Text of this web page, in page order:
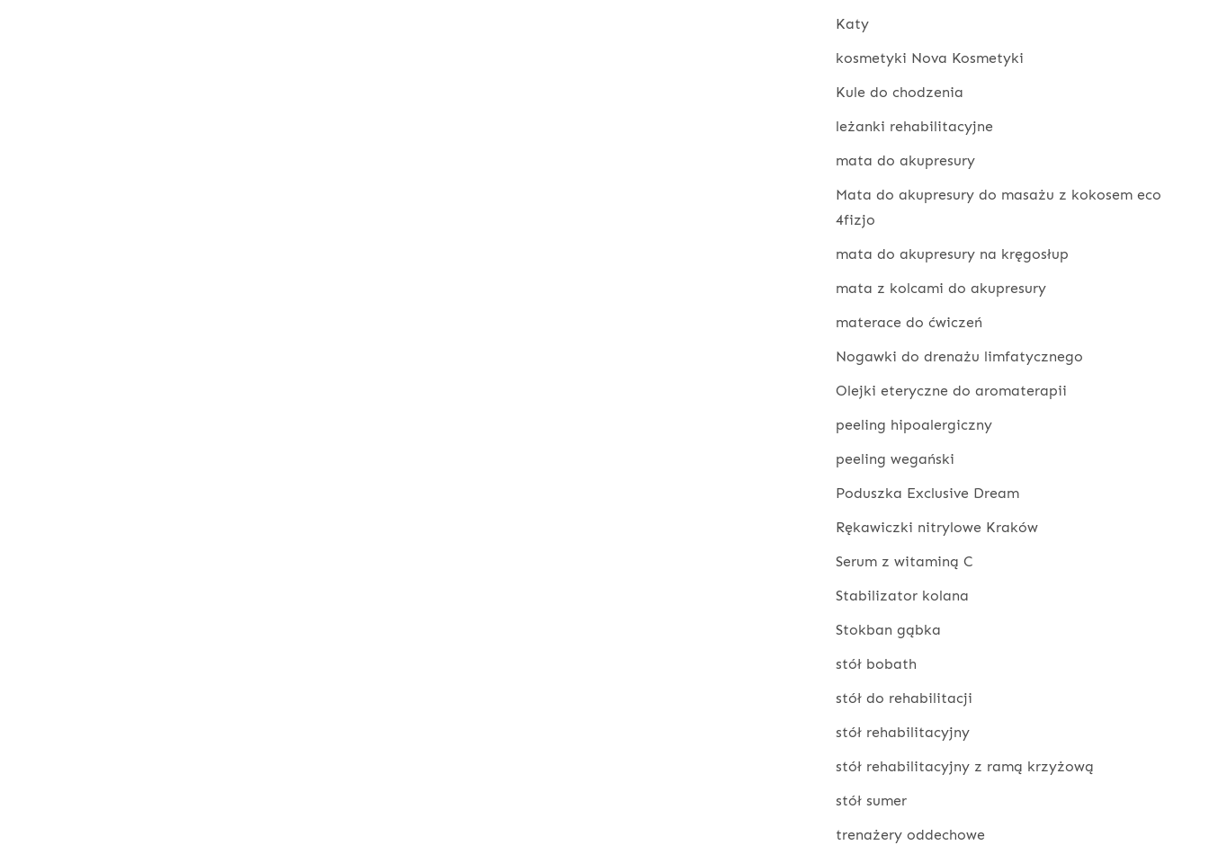
Katy
kosmetyki Nova Kosmetyki
Kule do chodzenia
leżanki rehabilitacyjne
mata do akupresury
Mata do akupresury do masażu z kokosem eco
4fizjo
mata do akupresury na kręgosłup
mata z kolcami do akupresury
materace do ćwiczeń
Nogawki do drenażu limfatycznego
Olejki eteryczne do aromaterapii
peeling hipoalergiczny
peeling wegański
Poduszka Exclusive Dream
Rękawiczki nitrylowe Kraków
Serum z witaminą C
Stabilizator kolana
Stokban gąbka
stół bobath
stół do rehabilitacji
stół rehabilitacyjny
stół rehabilitacyjny z ramą krzyżową
stół sumer
trenażery oddechowe